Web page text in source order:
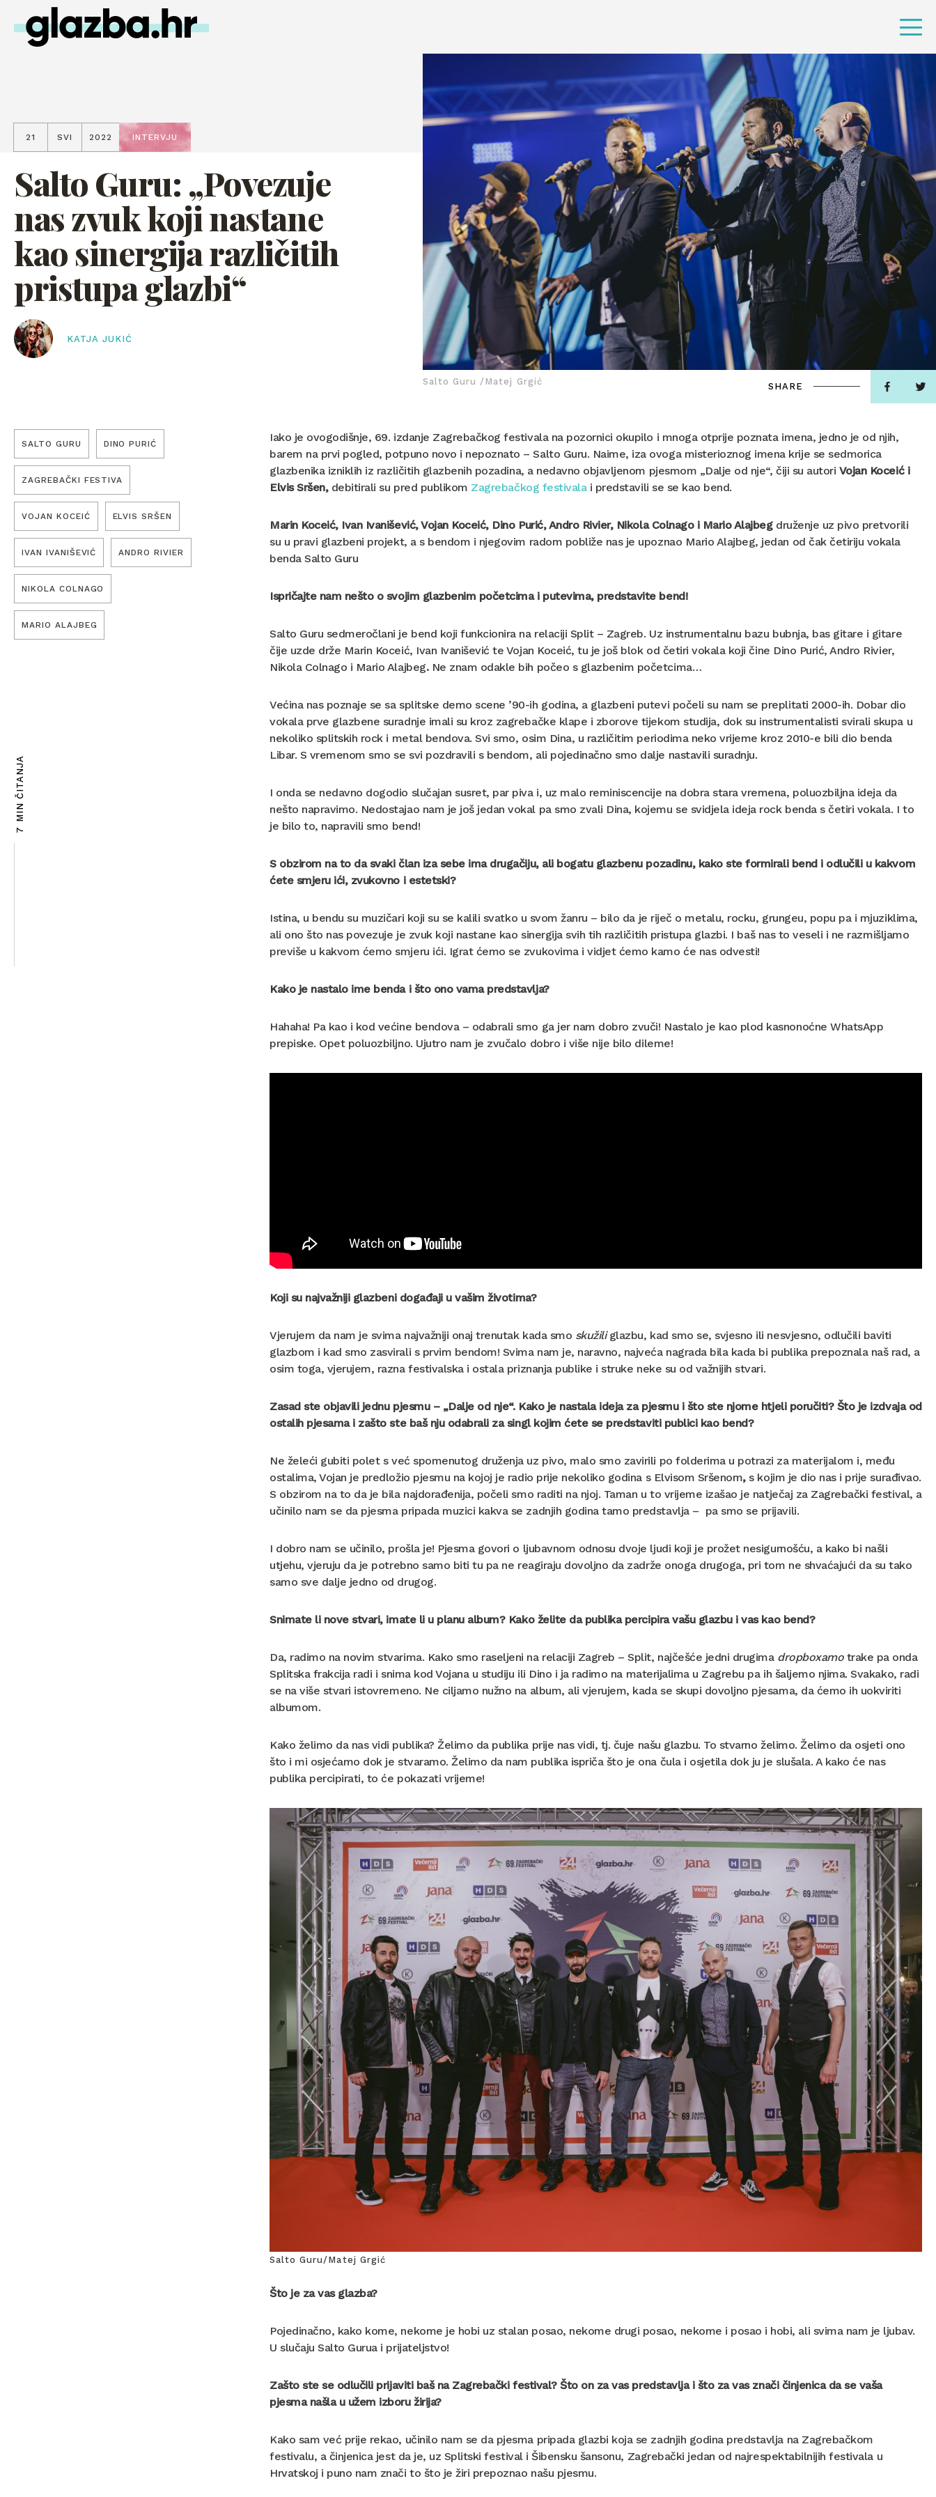
21 SVI 2022 INTERVJU
Salto Guru: „Povezuje
nas zvuk koji nastane
kao sinergija različitih
pristupa glazbi“
KATJA JUKIĆ
Salto Guru /Matej Grgić SHARE
SALTO GURU DINO PURIĆ
ZAGREBAČKI FESTIVA
VOJAN KOCEIĆ ELVIS SRŠEN
IVAN IVANIŠEVIĆ ANDRO RIVIER
NIKOLA COLNAGO
MARIO ALAJBEG
7 MIN ČITANJA
Iako je ovogodišnje, 69. izdanje Zagrebačkog festivala na pozornici okupilo i mnoga otprije poznata imena, jedno je od njih,
barem na prvi pogled, potpuno novo i nepoznato – Salto Guru. Naime, iza ovoga misterioznog imena krije se sedmorica
glazbenika izniklih iz različitih glazbenih pozadina, a nedavno objavljenom pjesmom „Dalje od nje“, čiji su autori Vojan Koceić i
Elvis Sršen,debitirali su pred publikom Zagrebačkog festivalai predstavili se se kao bend.
Marin Koceić, Ivan Ivanišević, Vojan Koceić, Dino Purić, Andro Rivier, Nikola Colnago i Mario Alajbegdruženje uz pivo pretvorili
su u pravi glazbeni projekt, a s bendom i njegovim radom pobliže nas je upoznao Mario Alajbeg, jedan od čak četiriju vokala
benda Salto Guru
Ispričajte nam nešto o svojim glazbenim početcima i putevima, predstavite bend!
Salto Guru sedmeročlani je bend koji funkcionira na relaciji Split – Zagreb. Uz instrumentalnu bazu bubnja, bas gitare i gitare
čije uzde drže Marin Koceić, Ivan Ivanišević te Vojan Koceić, tu je još blok od četiri vokala koji čine Dino Purić, Andro Rivier,
Nikola Colnago i Mario Alajbeg. Ne znam odakle bih počeo s glazbenim početcima…
Većina nas poznaje se sa splitske demo scene ’90-ih godina, a glazbeni putevi počeli su nam se preplitati 2000-ih. Dobar dio
vokala prve glazbene suradnje imali su kroz zagrebačke klape i zborove tijekom studija, dok su instrumentalisti svirali skupa u
nekoliko splitskih rock i metal bendova. Svi smo, osim Dina, u različitim periodima neko vrijeme kroz 2010-e bili dio benda
Libar. S vremenom smo se svi pozdravili s bendom, ali pojedinačno smo dalje nastavili suradnju.
I onda se nedavno dogodio slučajan susret, par piva i, uz malo reminiscencije na dobra stara vremena, poluozbiljna ideja da
nešto napravimo. Nedostajao nam je još jedan vokal pa smo zvali Dina, kojemu se svidjela ideja rock benda s četiri vokala. I to
je bilo to, napravili smo bend!
S obzirom na to da svaki član iza sebe ima drugačiju, ali bogatu glazbenu pozadinu, kako ste formirali bend i odlučili u kakvom
ćete smjeru ići, zvukovno i estetski?
Istina, u bendu su muzičari koji su se kalili svatko u svom žanru – bilo da je riječ o metalu, rocku, grungeu, popu pa i mjuziklima,
ali ono što nas povezuje je zvuk koji nastane kao sinergija svih tih različitih pristupa glazbi. I baš nas to veseli i ne razmišljamo
previše u kakvom ćemo smjeru ići. Igrat ćemo se zvukovima i vidjet ćemo kamo će nas odvesti!
Kako je nastalo ime benda i što ono vama predstavlja?
Hahaha! Pa kao i kod većine bendova – odabrali smo ga jer nam dobro zvuči! Nastalo je kao plod kasnonoćne WhatsApp
prepiske. Opet poluozbiljno. Ujutro nam je zvučalo dobro i više nije bilo dileme!
Koji su najvažniji glazbeni događaji u vašim životima?
Vjerujem da nam je svima najvažniji onaj trenutak kada smo skužiliglazbu, kad smo se, svjesno ili nesvjesno, odlučili baviti
glazbom i kad smo zasvirali s prvim bendom! Svima nam je, naravno, najveća nagrada bila kada bi publika prepoznala naš rad, a
osim toga, vjerujem, razna festivalska i ostala priznanja publike i struke neke su od važnijih stvari.
Zasad ste objavili jednu pjesmu – „Dalje od nje“. Kako je nastala ideja za pjesmu i što ste njome htjeli poručiti? Što je izdvaja od
ostalih pjesama i zašto ste baš nju odabrali za singl kojim ćete se predstaviti publici kao bend?
Ne želeći gubiti polet s već spomenutog druženja uz pivo, malo smo zavirili po folderima u potrazi za materijalom i, među
ostalima, Vojan je predložio pjesmu na kojoj je radio prije nekoliko godina s Elvisom Sršenom,s kojim je dio nas i prije surađivao.
S obzirom na to da je bila najdorađenija, počeli smo raditi na njoj. Taman u to vrijeme izašao je natječaj za Zagrebački festival, a
učinilo nam se da pjesma pripada muzici kakva se zadnjih godina tamo predstavlja – pa smo se prijavili.
I dobro nam se učinilo, prošla je! Pjesma govori o ljubavnom odnosu dvoje ljudi koji je prožet nesigurnošću, a kako bi našli
utjehu, vjeruju da je potrebno samo biti tu pa ne reagiraju dovoljno da zadrže onoga drugoga, pri tom ne shvaćajući da su tako
samo sve dalje jedno od drugog.
Snimate li nove stvari, imate li u planu album? Kako želite da publika percipira vašu glazbu i vas kao bend?
Da, radimo na novim stvarima. Kako smo raseljeni na relaciji Zagreb – Split, najčešće jedni drugima dropboxamotrake pa onda
Splitska frakcija radi i snima kod Vojana u studiju ili Dino i ja radimo na materijalima u Zagrebu pa ih šaljemo njima. Svakako, radi
se na više stvari istovremeno. Ne ciljamo nužno na album, ali vjerujem, kada se skupi dovoljno pjesama, da ćemo ih uokviriti
albumom.
Kako želimo da nas vidi publika? Želimo da publika prije nas vidi, tj. čuje našu glazbu. To stvarno želimo. Želimo da osjeti ono
što i mi osjećamo dok je stvaramo. Želimo da nam publika ispriča što je ona čula i osjetila dok ju je slušala. A kako će nas
publika percipirati, to će pokazati vrijeme!
Salto Guru/Matej Grgić
Što je za vas glazba?
Pojedinačno, kako kome, nekome je hobi uz stalan posao, nekome drugi posao, nekome i posao i hobi, ali svima nam je ljubav.
U slučaju Salto Gurua i prijateljstvo!
Zašto ste se odlučili prijaviti baš na Zagrebački festival? Što on za vas predstavlja i što za vas znači činjenica da se vaša
pjesma našla u užem izboru žirija?
Kako sam već prije rekao, učinilo nam se da pjesma pripada glazbi koja se zadnjih godina predstavlja na Zagrebačkom
festivalu, a činjenica jest da je, uz Splitski festival i Šibensku šansonu, Zagrebački jedan od najrespektabilnijih festivala u
Hrvatskoj i puno nam znači to što je žiri prepoznao našu pjesmu.